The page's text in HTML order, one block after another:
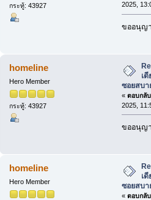
กระทู้: 43927
2025,
ขออนุญ
homeline
Hero Member
กระทู้: 43927
เ
ซอยสบา
« ตอบกลั
2025,
ขออนุญ
homeline
Hero Member
เ
ซอยสบา
« ตอบกลั